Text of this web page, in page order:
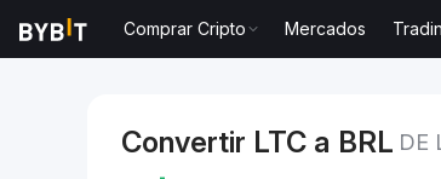
Comprar Cripto Mercados
Convertir LTC a BRL DE